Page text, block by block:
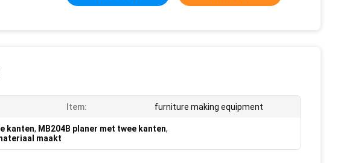
Item: furniture making equipment
kanten, MB204B planer met twee kanten,
maakt